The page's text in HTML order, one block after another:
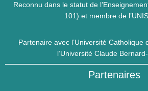
Reconnu dans le statut de
101) et membre de
Partenaire avec l’Université Catholique
l’Université Claude
Partenaires